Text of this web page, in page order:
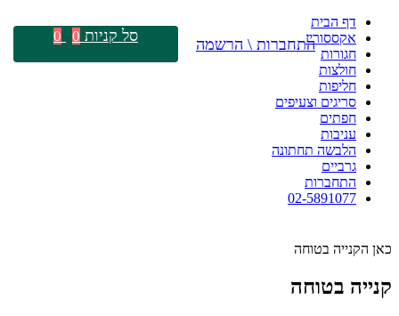
דף הבית
אקססוריז
חגורות
חולצות
חליפות
סריגים וצעיפים
חפתים
עניבות
הלבשה תחתונה
גרביים
התחברות
02-5891077
כאן הקנייה בטוחה
קנייה בטוחה
התחברות \ הרשמה סל קניות 0
0